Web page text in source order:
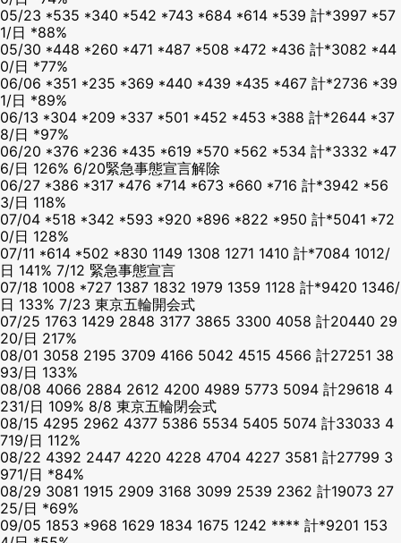
05/23 *535 *340 *542 *743 *684 *614 *539 計*3997 *57
1/日 *88%
05/30 *448 *260 *471 *487 *508 *472 *436 計*3082 *44
0/日 *77%
06/06 *351 *235 *369 *440 *439 *435 *467 計*2736 *39
1/日 *89%
06/13 *304 *209 *337 *501 *452 *453 *388 計*2644 *37
8/日 *97%
06/20 *376 *236 *435 *619 *570 *562 *534 計*3332 *47
6/日 126% 6/20緊急事態宣言解除
06/27 *386 *317 *476 *714 *673 *660 *716 計*3942 *56
3/日 118%
07/04 *518 *342 *593 *920 *896 *822 *950 計*5041 *72
0/日 128%
07/11 *614 *502 *830 1149 1308 1271 1410 計*7084 1012/
日 141% 7/12 緊急事態宣言
07/18 1008 *727 1387 1832 1979 1359 1128 計*9420 1346/
日 133% 7/23 東京五輪開会式
07/25 1763 1429 2848 3177 3865 3300 4058 計20440 29
20/日 217%
08/01 3058 2195 3709 4166 5042 4515 4566 計27251 38
93/日 133%
08/08 4066 2884 2612 4200 4989 5773 5094 計29618 4
231/日 109% 8/8 東京五輪閉会式
08/15 4295 2962 4377 5386 5534 5405 5074 計33033 4
719/日 112%
08/22 4392 2447 4220 4228 4704 4227 3581 計27799 3
971/日 *84%
08/29 3081 1915 2909 3168 3099 2539 2362 計19073 27
25/日 *69%
09/05 1853 *968 1629 1834 1675 1242 **** 計*9201 153